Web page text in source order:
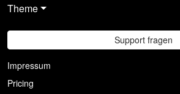
Theme
Support fragen
Impressum
Pricing